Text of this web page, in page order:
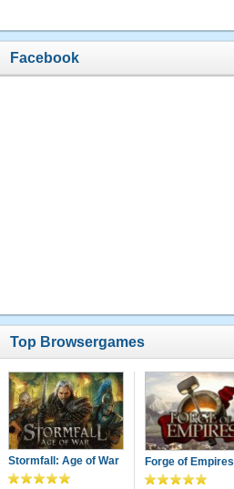
Facebook
Top Browsergames
Stormfall: Age of War Forge of Empires